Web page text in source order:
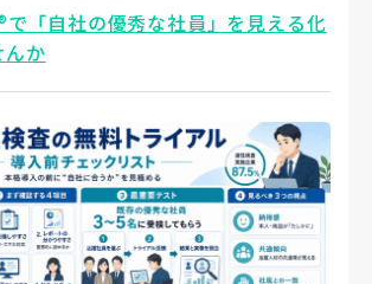
で「自社の優秀な社員」を見える化
んか